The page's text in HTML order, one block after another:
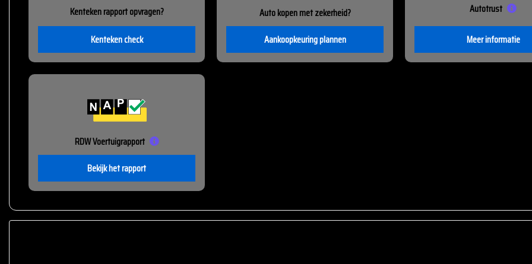
Kenteken rapport opvragen?
Kenteken check
Auto kopen met zekerheid?
Aankoopkeuring plannen
Autotrust
Meer informatie
RDW Voertuigrapport
Bekijk het rapport